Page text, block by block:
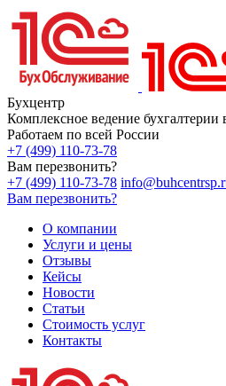
Бухцентр
Комплексное ведение
Работаем по всей России
+7 (499) 110-73-78
Вам перезвонить?
+7 (499) 110-73-78
Вам перезвонить?
О компании
Услуги и цены
Отзывы
Кейсы
Новости
Статьи
Стоимость услуг
Контакты